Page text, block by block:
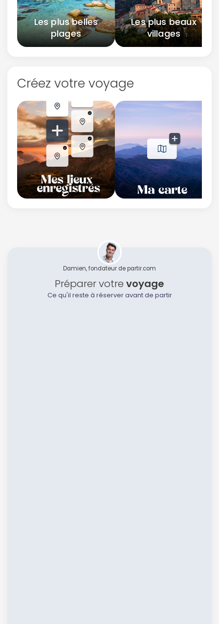
Les plus belles
plages
Les plus beaux
villages
Créez votre voyage
Damien, fondateur de partir.com
Préparer votre voyage
Ce qu'il reste à réserver avant de partir